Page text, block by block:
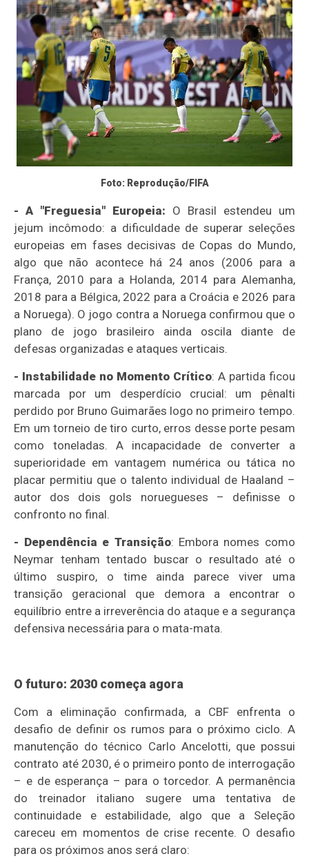
Foto: Reprodução/FIFA
- A "Freguesia" Europeia: O Brasil estendeu um
jejum incômodo: a dificuldade de superar seleções
europeias em fases decisivas de Copas do Mundo,
algo que não acontece há 24 anos (2006 para a
França, 2010 para a Holanda, 2014 para Alemanha,
2018 para a Bélgica, 2022 para a Croácia e 2026 para
a Noruega). O jogo contra a Noruega confirmou que o
plano de jogo brasileiro ainda oscila diante de
defesas organizadas e ataques verticais.
- Instabilidade no Momento Crítico: A partida ficou
marcada por um desperdício crucial: um pênalti
perdido por Bruno Guimarães logo no primeiro tempo.
Em um torneio de tiro curto, erros desse porte pesam
como toneladas. A incapacidade de converter a
superioridade em vantagem numérica ou tática no
placar permitiu que o talento individual de Haaland –
autor dos dois gols noruegueses – definisse o
confronto no final.
- Dependência e Transição: Embora nomes como
Neymar tenham tentado buscar o resultado até o
último suspiro, o time ainda parece viver uma
transição geracional que demora a encontrar o
equilíbrio entre a irreverência do ataque e a segurança
defensiva necessária para o mata-mata.
O futuro: 2030 começa agora
Com a eliminação confirmada, a CBF enfrenta o
desafio de definir os rumos para o próximo ciclo. A
manutenção do técnico Carlo Ancelotti, que possui
contrato até 2030, é o primeiro ponto de interrogação
– e de esperança – para o torcedor. A permanência
do treinador italiano sugere uma tentativa de
continuidade e estabilidade, algo que a Seleção
careceu em momentos de crise recente. O desafio
para os próximos anos será claro: